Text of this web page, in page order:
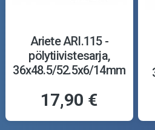
Ariete ARI.115 -
pölytiivistesarja,
36x48.5/52.5x6/14mm
17,90 €